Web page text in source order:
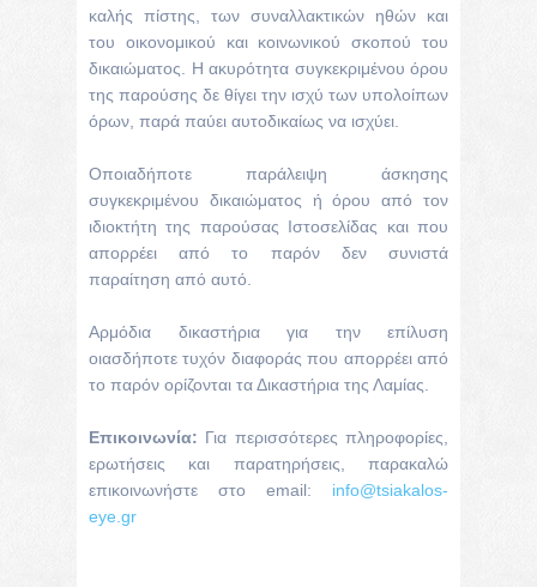
καλής πίστης, των συναλλακτικών ηθών και
του οικονομικού και κοινωνικού σκοπού του
δικαιώματος. Η ακυρότητα συγκεκριμένου όρου
της παρούσης δε θίγει την ισχύ των υπολοίπων
όρων, παρά παύει αυτοδικαίως να ισχύει.
Οποιαδήποτε παράλειψη άσκησης
συγκεκριμένου δικαιώματος ή όρου από τον
ιδιοκτήτη της παρούσας Ιστοσελίδας και που
απορρέει από το παρόν δεν συνιστά
παραίτηση από αυτό.
Αρμόδια δικαστήρια για την επίλυση
οιασδήποτε τυχόν διαφοράς που απορρέει από
το παρόν ορίζονται τα Δικαστήρια της Λαμίας.
Επικοινωνία: Για περισσότερες πληροφορίες,
ερωτήσεις και παρατηρήσεις, παρακαλώ
επικοινωνήστε στο email: info@tsiakalos-
eye.gr